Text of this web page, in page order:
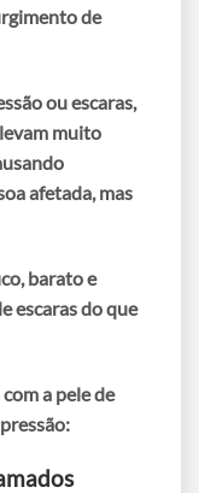
de
ouescaras,
muito
afetada, mas
barato e
escarasdo que
a pele de